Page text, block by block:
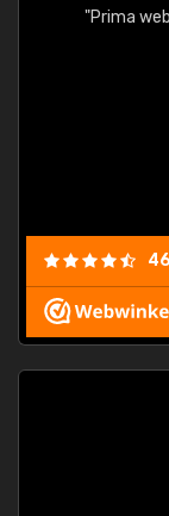
"Prima